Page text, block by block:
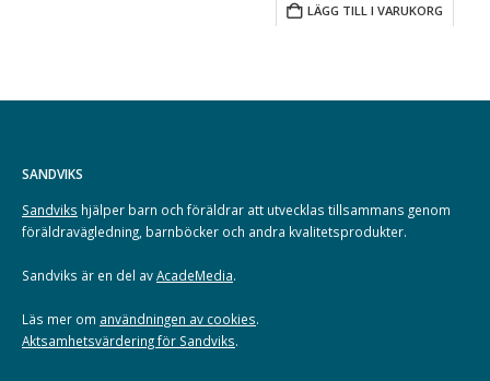
LÄGG TILL I VARUKORG
SANDVIKS
Sandviks hjälper barn och föräldrar att utvecklas tillsammans genom
föräldravägledning, barnböcker och andra kvalitetsprodukter.
Sandviks är en del avAcadeMedia.
Läs mer om användningen av cookies.
Aktsamhetsvärdering för Sandviks.